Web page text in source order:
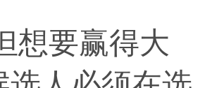
想要赢得大